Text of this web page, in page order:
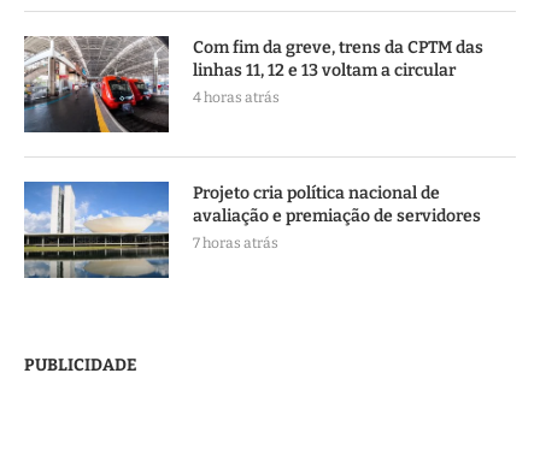
Com fim da greve, trens da CPTM das
linhas 11, 12 e 13 voltam a circular
4 horas atrás
Projeto cria política nacional de
avaliação e premiação de servidores
7 horas atrás
PUBLICIDADE